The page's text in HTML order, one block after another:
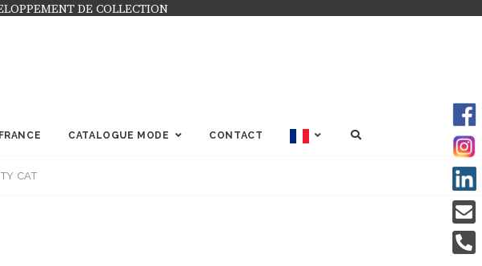
DE COLLECTION
CATALOGUE MODE CONTACT
CAT